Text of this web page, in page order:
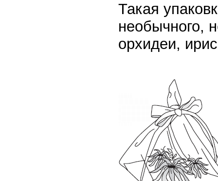
Такая
необычного,
орхидеи,